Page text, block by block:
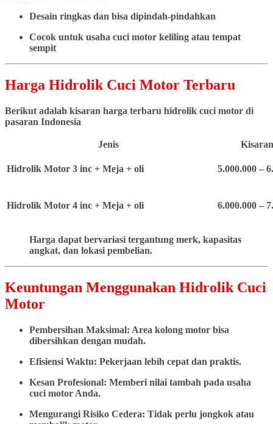
Desain ringkas dan bisa dipindah-pindahkan
Cocok untuk usaha cuci motor keliling atau tempat
sempit
Harga Hidrolik Cuci Motor Terbaru
Berikut adalah kisaran harga terbaru hidrolik cuci motor di
pasaran Indonesia
Jenis
Hidrolik Motor 3 inc + Meja + oli 5.000.000 –
Hidrolik Motor 4 inc + Meja + oli 6.000.000 –
Harga dapat bervariasi tergantung merk, kapasitas
angkat, dan lokasi pembelian.
Keuntungan Menggunakan Hidrolik Cuci
Motor
Pembersihan Maksimal: Area kolong motor bisa
dibersihkan dengan mudah.
Efisiensi Waktu: Pekerjaan lebih cepat dan praktis.
Kesan Profesional: Memberi nilai tambah pada usaha
cuci motor Anda.
Mengurangi Risiko Cedera: Tidak perlu jongkok atau